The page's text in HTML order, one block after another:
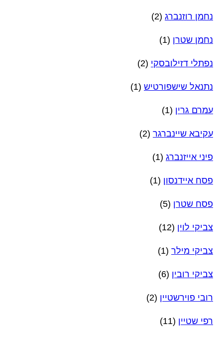
נחמן רוזנברג (2)
נחמן שטרן (1)
נפתלי דזילובסקי (2)
נתנאל שישפורטיש (1)
עמרם גרין (1)
עקיבא שיינברגר (2)
פיני אייזנברג (1)
פסח איידנסון (1)
פסח שטרן (5)
צביקי לוין (12)
צביקי מילר (1)
צביקי רובין (6)
רובי פוירשטיין (2)
רפי שטיין (11)